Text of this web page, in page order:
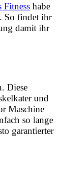
Fitness habe
So findet ihr
damit ihr
Diese
und
Maschine
so lange
garantierter